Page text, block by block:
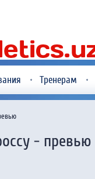
Тренерам
- превью